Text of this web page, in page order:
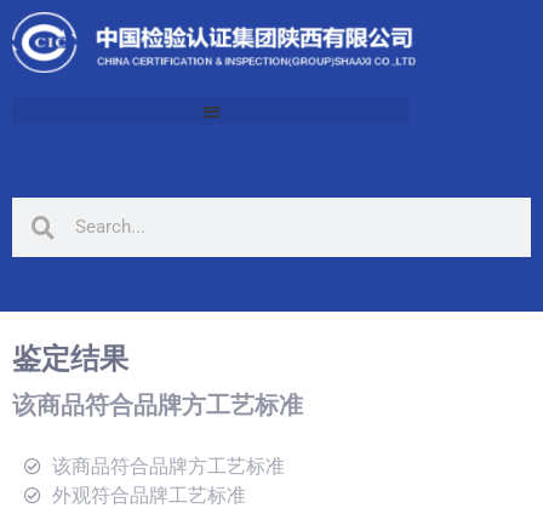
鉴定结果
该商品符合品牌方工艺标准
该商品符合品牌方工艺标准
外观符合品牌工艺标准